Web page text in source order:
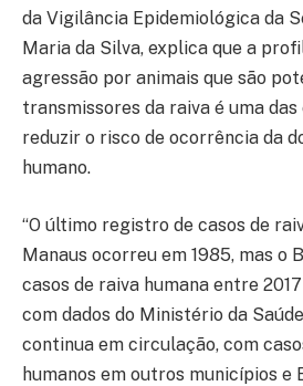
da Vigilância Epidemiológica da
Maria da Silva, explica que a
agressão por animais que são
transmissores da raiva é uma
reduzir o risco de ocorrência da
humano.
“O último registro de casos de
Manaus ocorreu em 1985, mas o
casos de raiva humana entre
com dados do Ministério da
continua em circulação, com
humanos em outros municípios e